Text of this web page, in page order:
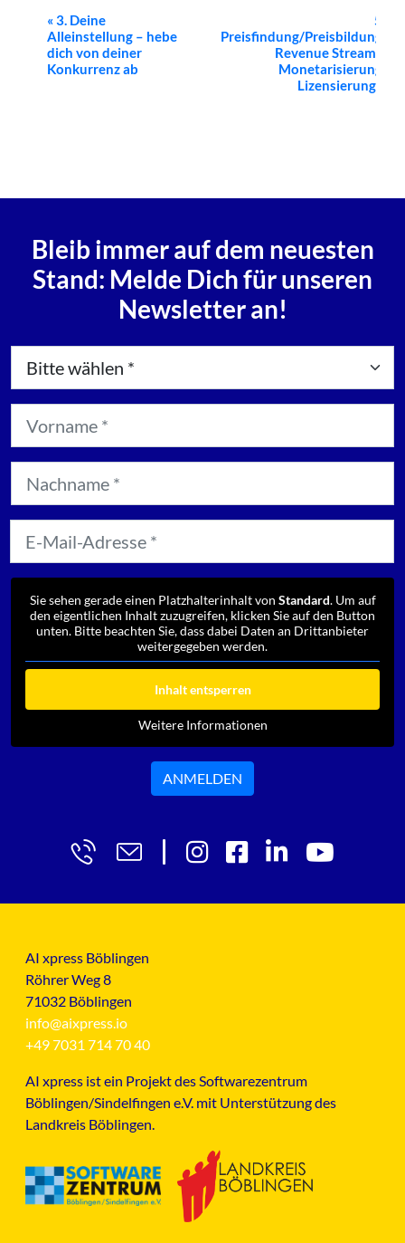
Veranstaltung-
Navigation
«3. Deine
Alleinstellung – hebe
dich von deiner
Konkurrenz ab
5.
Preisfindung/Preisbildung,
Revenue Streams,
Monetarisierung,
Lizensierung
Bleib immer auf dem neuesten
Stand: Melde Dich für unseren
Newsletter an!
Sie sehen gerade einen Platzhalterinhalt von Standard. Um auf
den eigentlichen Inhalt zuzugreifen, klicken Sie auf den Button
unten. Bitte beachten Sie, dass dabei Daten an Drittanbieter
weitergegeben werden.
Inhalt entsperren
Weitere Informationen
ANMELDEN
AI xpress Böblingen
Röhrer Weg 8
71032 Böblingen
info@aixpress.io
+49 7031 714 70 40
AI xpress ist ein Projekt des Softwarezentrum
Böblingen/Sindelfingen e.V. mit Unterstützung des
Landkreis Böblingen.